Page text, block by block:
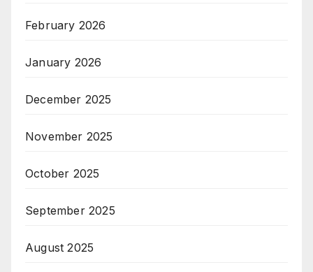
February 2026
January 2026
December 2025
November 2025
October 2025
September 2025
August 2025